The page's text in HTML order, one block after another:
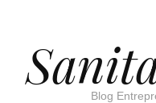
Blog